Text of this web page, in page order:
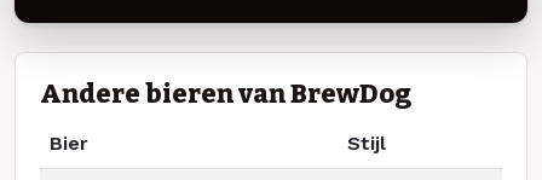
Andere bieren van BrewDog
Bier Stijl